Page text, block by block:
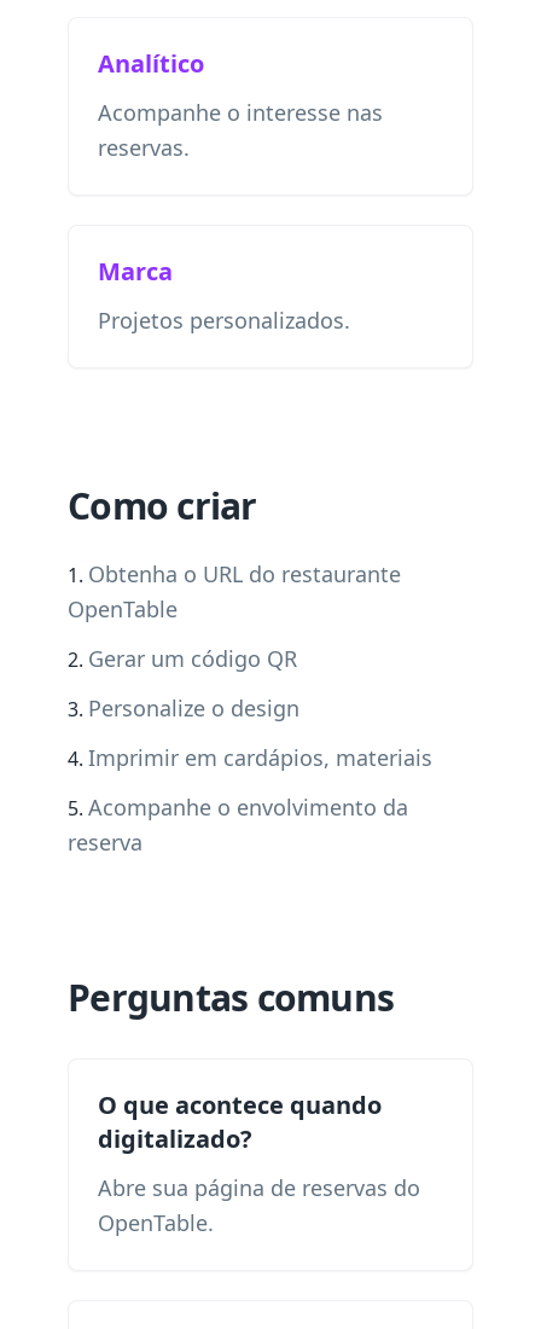
Analítico
Acompanhe o interesse nas
reservas.
Marca
Projetos personalizados.
Como criar
Obtenha o URL do restaurante
OpenTable
Gerar um código QR
Personalize o design
Imprimir em cardápios, materiais
Acompanhe o envolvimento da
reserva
Perguntas comuns
O que acontece quando
digitalizado?
Abre sua página de reservas do
OpenTable.